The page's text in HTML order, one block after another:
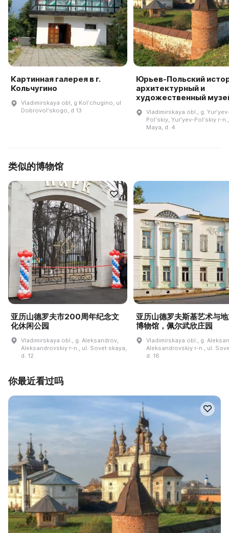
Картинная галерея в г.
Кольчугино
Vladimirskaya obl, g Kolʹchugino, ul
Dobrovolʹskogo, d 13
Юрьев-Польский
архитектурный и
художественный
Vladimirskaya obl., g.
Polʹskiy, Yurʹyev-Polʹskiy r-
Maya, d. 4
类似的博物馆
亚历山德罗夫市200周年纪念文
化休闲公园
Vladimirskaya obl., g. Aleksandrov,
Aleksandrovskiy r-n., ul. Sovet·skaya,
d. 12
亚历山德罗夫斯基艺术与
博物馆，佩尔武欣庄园
Vladimirskaya obl., g.
Aleksandrovskiy r-n., ul.
d. 16
你最近看过吗